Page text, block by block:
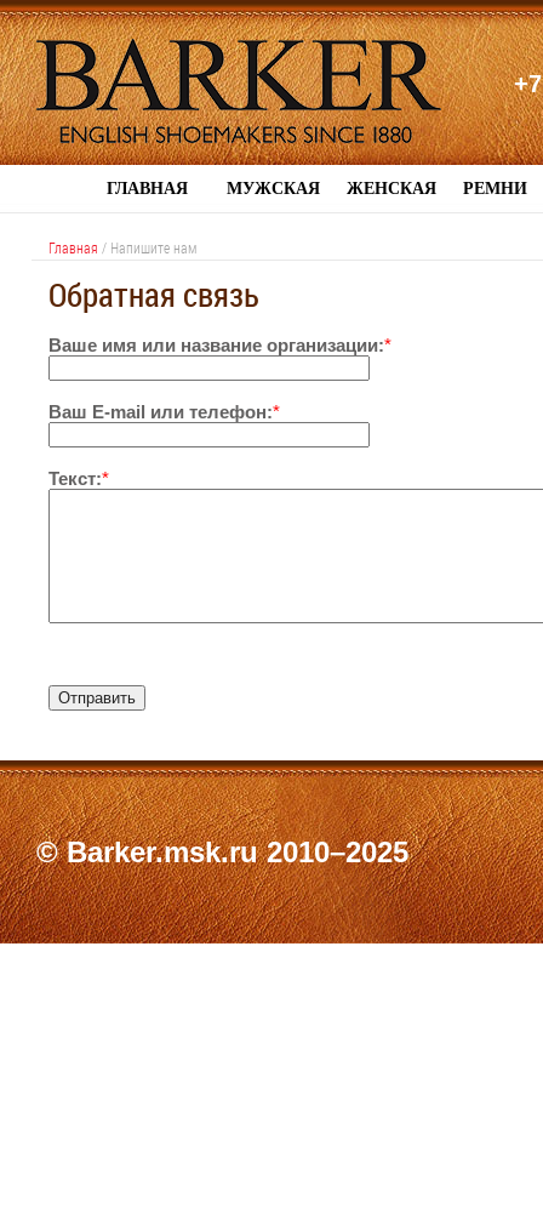
ГЛАВНАЯ МУЖСКАЯ ЖЕНСКАЯ РЕМНИ
Главная / Напишите нам
Обратная связь
Ваше имя или название организации:*
Ваш E-mail или телефон:*
Текст:*
© Barker.msk.ru 2010–2025